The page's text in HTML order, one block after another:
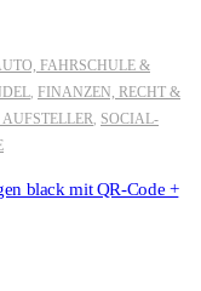
FAHRSCHULE &
, FINANZEN, RECHT &
, SOCIAL-
black mit QR-Code +